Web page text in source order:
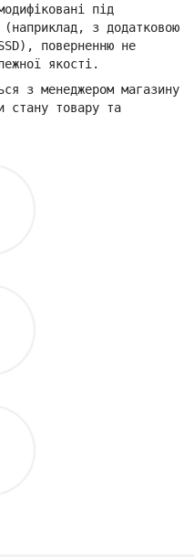
під
(наприклад, з додатковою
поверненню не
якості.
з менеджером магазину
стану товару та